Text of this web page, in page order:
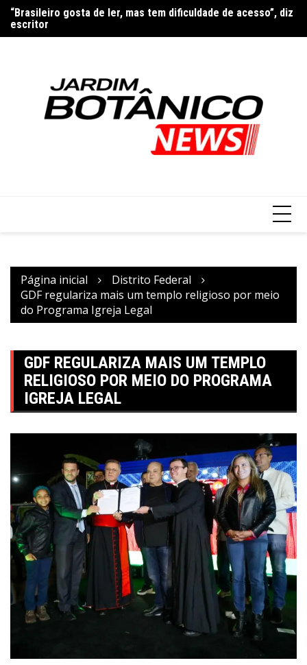
para
o
“Brasileiro gosta de ler, mas tem dificuldade de acesso”, diz
escritor
Página inicial
Distrito Federal
GDF regulariza mais um templo religioso por meio
do Programa Igreja Legal
GDF REGULARIZA MAIS UM TEMPLO
RELIGIOSO POR MEIO DO PROGRAMA
IGREJA LEGAL